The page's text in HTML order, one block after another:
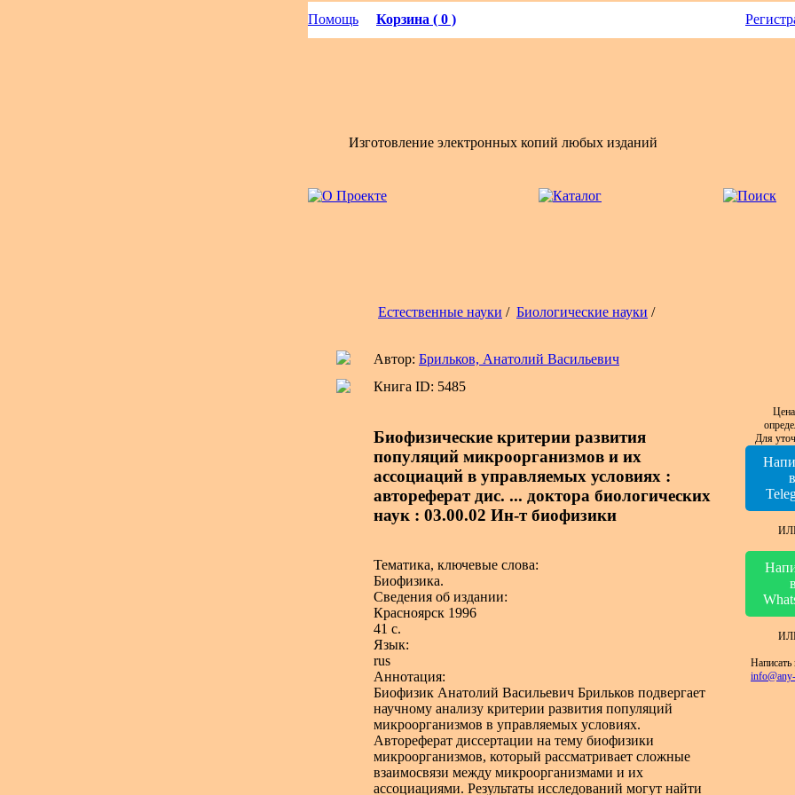
Помощь Корзина ( 0 )
Изготовление электронных копий любых изданий
Естественные науки / Биологические науки /
Автор: Брильков, Анатолий Васильевич
Книга ID: 5485
Биофизические критерии развития
популяций микроорганизмов и их
ассоциаций в управляемых условиях :
автореферат дис. ... доктора биологических
наук : 03.00.02 Ин-т биофизики
Тематика, ключевые слова:
Биофизика.
Сведения об издании:
Красноярск 1996
41 с.
Язык:
rus
Аннотация:
Биофизик Анатолий Васильевич Брильков подвергает
научному анализу критерии развития популяций
микроорганизмов в управляемых условиях.
Автореферат диссертации на тему биофизики
микроорганизмов, который рассматривает сложные
взаимосвязи между микроорганизмами и их
ассоциациями. Результаты исследований могут найти
Для
в
в
Написать